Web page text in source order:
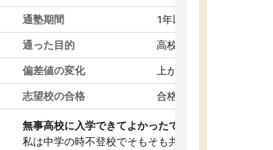
通塾期間 1年以上
通った目的 高校受験対策
偏差値の変化 上がった
志望校の合格 合格した
無事高校に入学できてよかったです。
私は中学の時不登校でそもそも共学の高校なん